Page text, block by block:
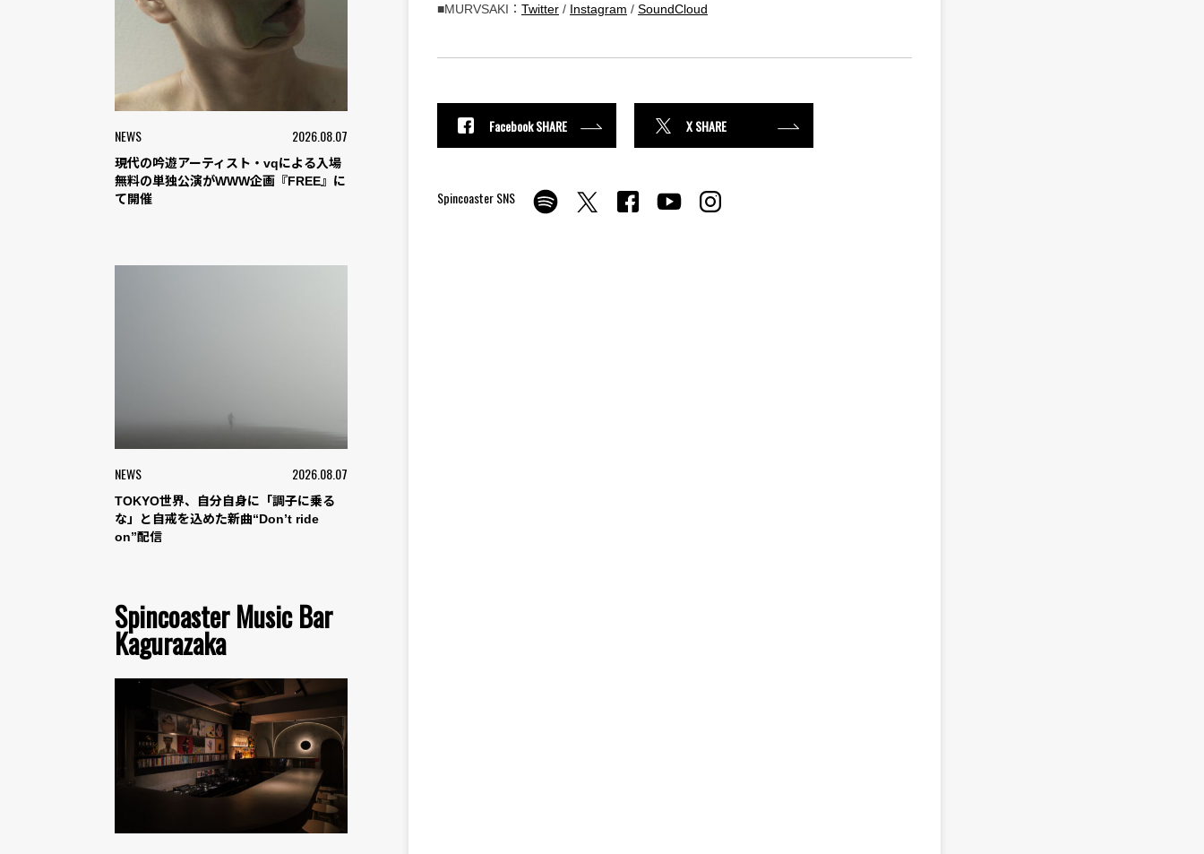
NEWS 2026.08.07
現代の吟遊アーティスト・vqによる入場
無料の単独公演がWWW企画『FREE』に
て開催
NEWS 2026.08.07
TOKYO世界、自分自身に「調子に乗る
な」と自戒を込めた新曲“Don’t ride
on”配信
Spincoaster Music Bar
Kagurazaka
■MURVSAKI： Twitter / Instagram / SoundCloud
Facebook SHARE X SHARE
Spincoaster SNS